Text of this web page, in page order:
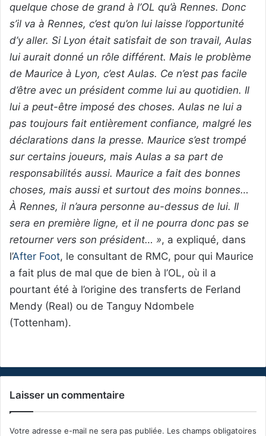
quelque chose de grand à l’OL qu’à Rennes. Donc
s’il va à Rennes, c’est qu’on lui laisse l’opportunité
d’y aller. Si Lyon était satisfait de son travail, Aulas
lui aurait donné un rôle différent. Mais le problème
de Maurice à Lyon, c’est Aulas. Ce n’est pas facile
d’être avec un président comme lui au quotidien. Il
lui a peut-être imposé des choses. Aulas ne lui a
pas toujours fait entièrement confiance, malgré les
déclarations dans la presse. Maurice s’est trompé
sur certains joueurs, mais Aulas a sa part de
responsabilités aussi. Maurice a fait des bonnes
choses, mais aussi et surtout des moins bonnes…
À Rennes, il n’aura personne au-dessus de lui. Il
sera en première ligne, et il ne pourra donc pas se
retourner vers son président… », a expliqué, dans
l’After Foot, le consultant de RMC, pour qui Maurice
a fait plus de mal que de bien à l’OL, où il a
pourtant été à l’origine des transferts de Ferland
Mendy (Real) ou de Tanguy Ndombele
(Tottenham).
Laisser un commentaire
Votre adresse e-mail ne sera pas publiée. Les champs obligatoires